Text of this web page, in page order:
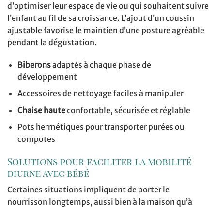
d’optimiser leur espace de vie ou qui souhaitent suivre
l’enfant au fil de sa croissance. L’ajout d’un coussin
ajustable favorise le maintien d’une posture agréable
pendant la dégustation.
Biberonsadaptés à chaque phase de
développement
Accessoires de nettoyage faciles à manipuler
Chaise hauteconfortable, sécurisée et réglable
Pots hermétiques pour transporter purées ou
compotes
Solutions pour faciliter la mobilité
diurne avec bébé
Certaines situations impliquent de porter le
nourrisson longtemps, aussi bien à la maison qu’à